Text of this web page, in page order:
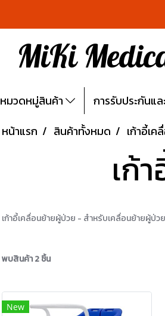
MiKi
หมวดหมู่สินค้า การรับประกันแ
หน้าแรก
สินค้าทั้งหมด เก้าอี้เ
เก้
เก้าอี้เคลื่อนย้ายผู้ป่วย - สำหรับเคลื่อนย้ายผู้ป่ว
พบสินค้า 2 ชิ้น
New